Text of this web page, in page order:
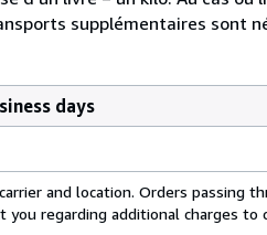
supplémentaires sont
days
and location. Orders passing
regarding additional charges